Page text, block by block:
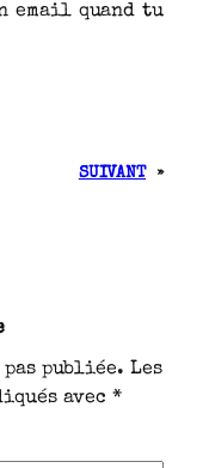
email quand tu
SUIVANT »
pas publiée. Les
avec*